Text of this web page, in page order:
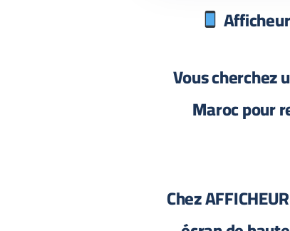
Vous cherchez
Maroc pour
Chez